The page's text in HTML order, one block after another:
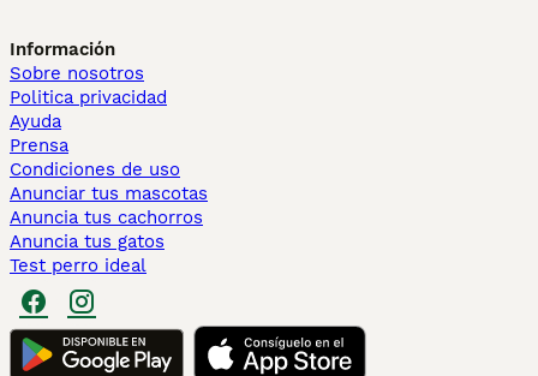
Información
Sobre nosotros
Politica privacidad
Ayuda
Prensa
Condiciones de uso
Anunciar tus mascotas
Anuncia tus cachorros
Anuncia tus gatos
Test perro ideal